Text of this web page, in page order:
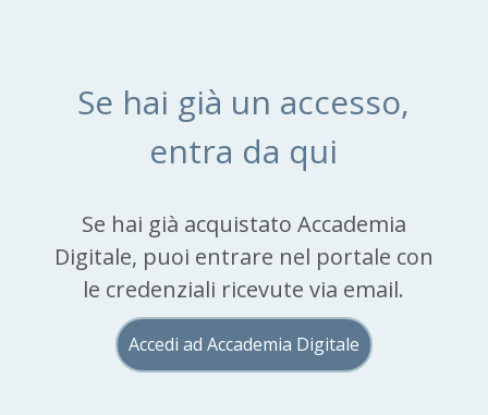
Se hai già un accesso,
entra da qui
Se hai già acquistato Accademia
Digitale, puoi entrare nel portale con
le credenziali ricevute via email.
Accedi ad Accademia Digitale